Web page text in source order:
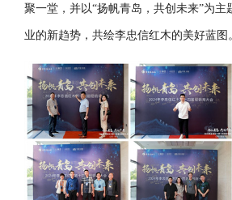
聚一堂，并以“扬帆青岛，共创未来”为主
业的新趋势，共绘李忠信红木的美好蓝图